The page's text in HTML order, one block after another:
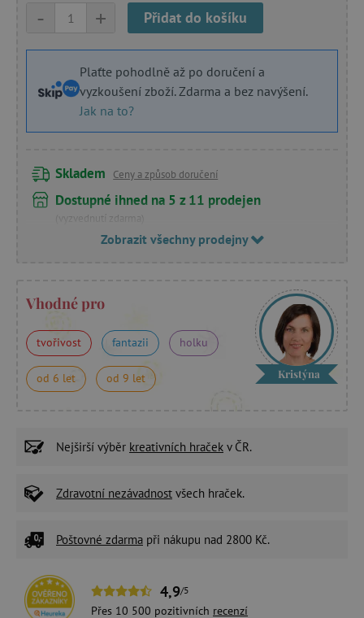
+
- Přidat do košíku
Plaťte pohodlně až po doručení a
vyzkoušení zboží. Zdarma a bez navýšení.
Jak na to?
Skladem Ceny a způsob doručení
Dostupné ihned na 5 z 11 prodejen
(vyzvednutí zdarma)
Zobrazit všechny prodejny
Vhodné pro
tvořivost fantazii holku
od 6 let od 9 let Kristýna
Nejširší výběr kreativních hraček v ČR.
Zdravotní nezávadnost všech hraček.
Poštovné zdarma při nákupu nad 2800 Kč.
4,9/5
Přes 10 500 pozitivních recenzí